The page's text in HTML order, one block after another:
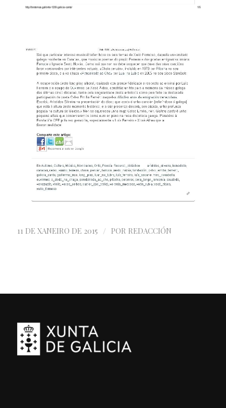
11 DE XANEIRO DE 2015 / POR REDACCIÓN